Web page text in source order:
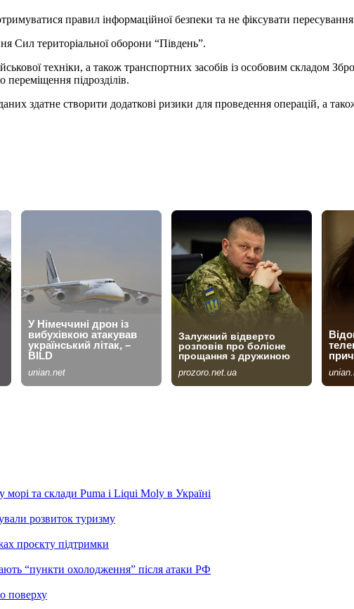
правил інформаційної безпеки та не фіксувати пересування
Сил територіальної оборони “Південь”.
техніки, а також транспортних засобів із особовим складом
підрозділів.
здатне створити додаткові ризики для проведення операцій, а
та склади Puma і Liqui Moly в Україні
розвиток туризму
проєкту підтримки
“пункти охолодження” після атаки РФ
поверху